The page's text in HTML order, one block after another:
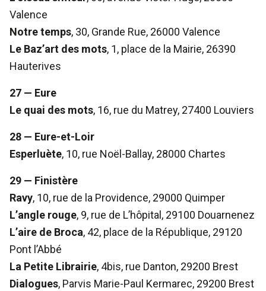
Valence
Notre temps, 30, Grande Rue, 26000 Valence
Le Baz’art des mots, 1, place de la Mairie, 26390
Hauterives
27 — Eure
Le quai des mots, 16, rue du Matrey, 27400 Louviers
28 — Eure-et-Loir
Esperluète, 10, rue Noël-Ballay, 28000 Chartes
29 — Finistère
Ravy, 10, rue de la Providence, 29000 Quimper
L’angle rouge, 9, rue de L’hôpital, 29100 Douarnenez
L’aire de Broca, 42, place de la République, 29120
Pont l’Abbé
La Petite Librairie, 4bis, rue Danton, 29200 Brest
Dialogues, Parvis Marie-Paul Kermarec, 29200 Brest